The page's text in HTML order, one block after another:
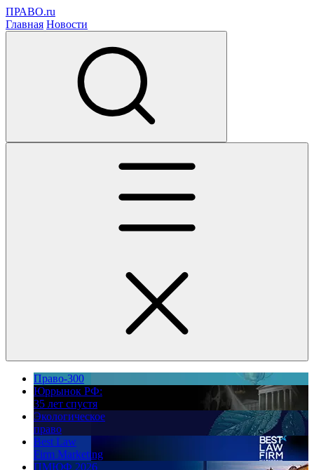
ПРАВО.ru
Главная Новости
Право-300
Юррынок РФ:
35 лет спустя
Экологическое
право
Best Law
Firm Marketing
ПМЮФ 2026